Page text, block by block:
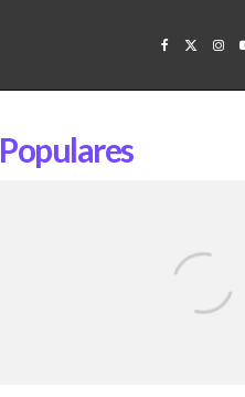
Populares